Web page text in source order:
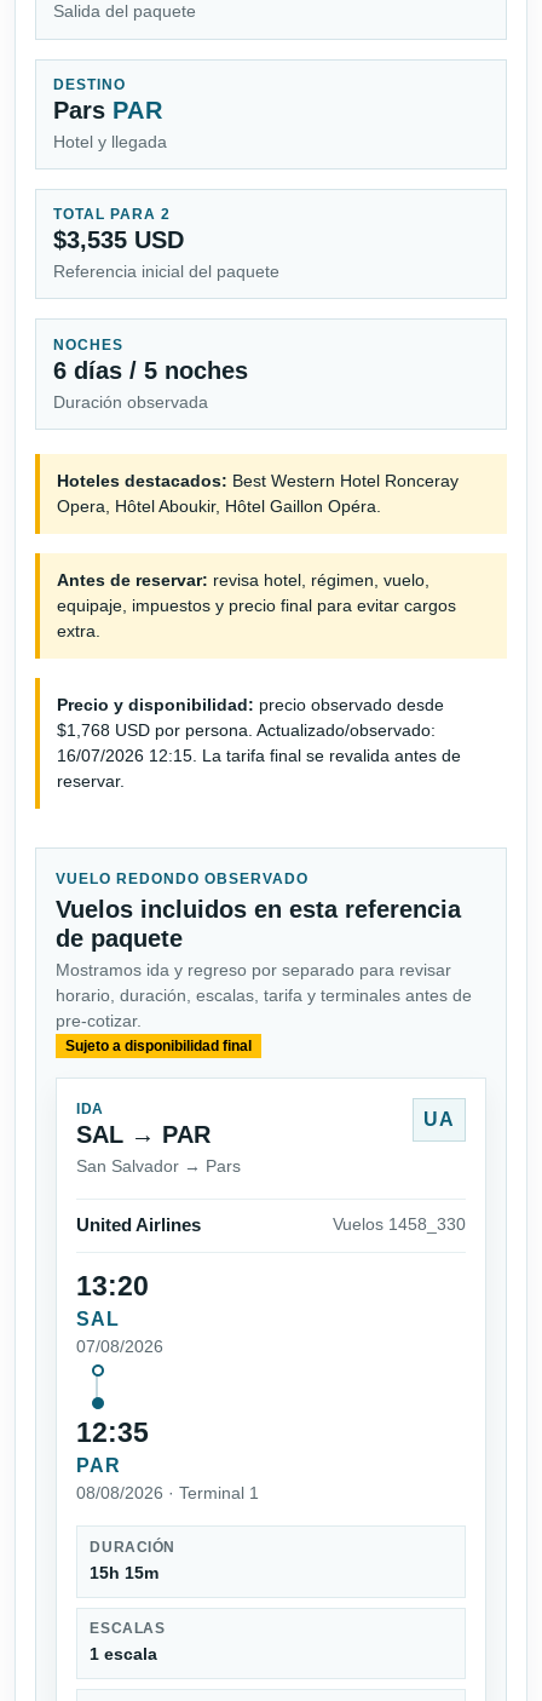
Salida del paquete
DESTINO
Pars PAR
Hotel y llegada
TOTAL PARA 2
$3,535 USD
Referencia inicial del paquete
NOCHES
6 días / 5 noches
Duración observada
Hoteles destacados: Best Western Hotel Ronceray
Opera, Hôtel Aboukir, Hôtel Gaillon Opéra.
Antes de reservar: revisa hotel, régimen, vuelo,
equipaje, impuestos y precio final para evitar cargos
extra.
Precio y disponibilidad: precio observado desde
$1,768 USD por persona. Actualizado/observado:
16/07/2026 12:15. La tarifa final se revalida antes de
reservar.
VUELO REDONDO OBSERVADO
Vuelos incluidos en esta referencia
de paquete
Mostramos ida y regreso por separado para revisar
horario, duración, escalas, tarifa y terminales antes de
pre-cotizar.
Sujeto a disponibilidad final
IDA
SAL → PAR
San Salvador → Pars
UA
United Airlines Vuelos 1458_330
13:20
SAL
07/08/2026
12:35
PAR
08/08/2026 · Terminal 1
DURACIÓN
15h 15m
ESCALAS
1 escala